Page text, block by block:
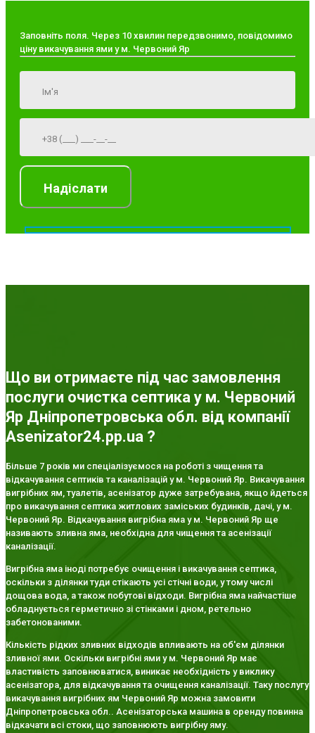
Заповніть поля. Через 10 хвилин передзвонимо, повідомимо
ціну викачування ями у м. Червоний Яр
Що ви отримаєте під час замовлення
послуги очистка септика у м. Червоний
Яр Дніпропетровська обл. від компанії
Asenizator24.pp.ua ?
Більше 7 років ми спеціалізуємося на роботі з чищення та
відкачування септиків та каналізацій у м. Червоний Яр. Викачування
вигрібних ям, туалетів, асенізатор дуже затребувана, якщо йдеться
про викачування септика житлових заміських будинків, дачі, у м.
Червоний Яр. Відкачування вигрібна яма у м. Червоний Яр ще
називають зливна яма, необхідна для чищення та асенізації
каналізації.
Вигрібна яма іноді потребує очищення і викачування септика,
оскільки з ділянки туди стікають усі стічні води, у тому числі
дощова вода, а також побутові відходи. Вигрібна яма найчастіше
обладнується герметично зі стінками і дном, ретельно
забетонованими.
Кількість рідких зливних відходів впливають на об'єм ділянки
зливної ями. Оскільки вигрібні ями у м. Червоний Яр має
властивість заповнюватися, виникає необхідність у виклику
асенізатора, для відкачування та очищення каналізації. Таку послугу
викачування вигрібних ям Червоний Яр можна замовити
Дніпропетровська обл.. Асенізаторська машина в оренду повинна
відкачати всі стоки, що заповнюють вигрібну яму.